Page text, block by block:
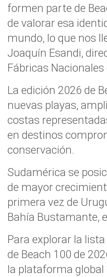
formen parte de
de valorar esa
mundo, lo que nos
Joaquín Esandi,
Fábricas Nacionales
La edición 2026 de
nuevas playas,
costas
en destinos
conservación.
Sudamérica se
de mayor
primera vez de
Bahía Bustamante,
Para explorar la
de Beach 100 de
la plataforma global